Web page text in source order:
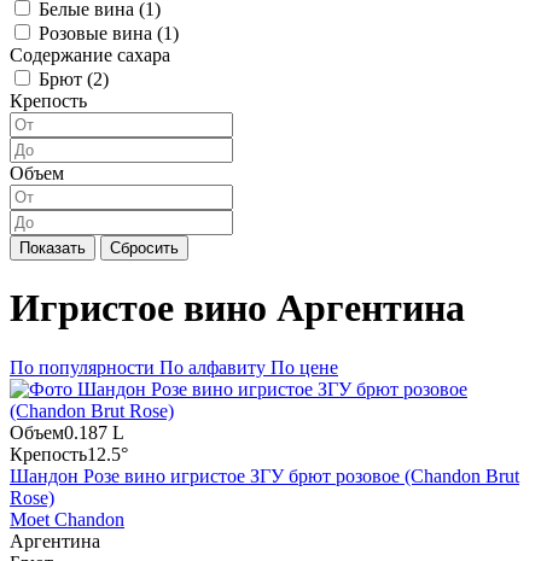
Белые вина (1)
Розовые вина (1)
Содержание сахара
Брют (2)
Крепость
Объем
Показать Сбросить
Игристое вино Аргентина
По популярности По алфавиту По цене
Объем0.187 L
Крепость12.5°
Шандон Розе вино игристое ЗГУ брют розовое (Chandon Brut
Rose)
Moet Chandon
Аргентина